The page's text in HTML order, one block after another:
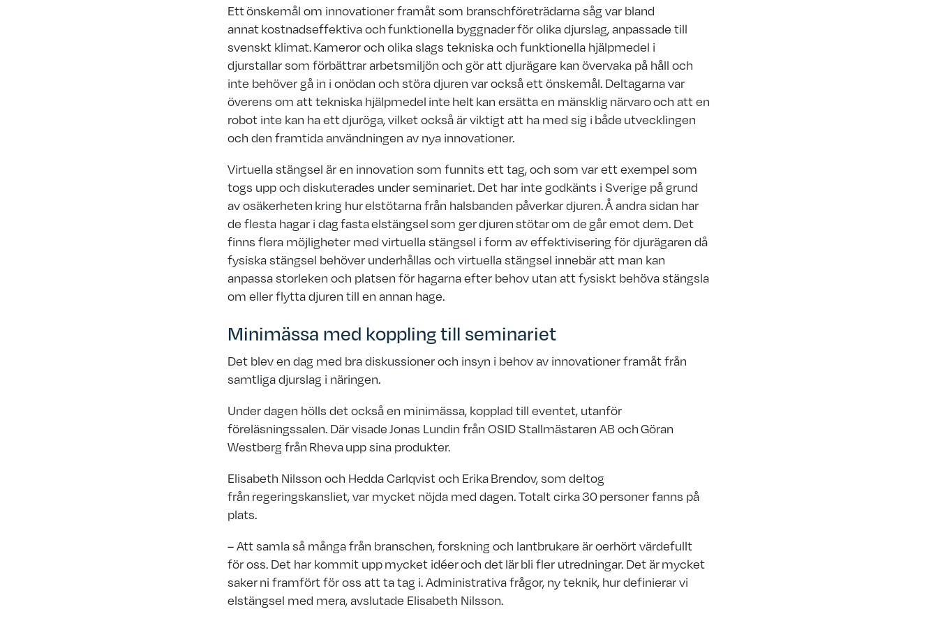
Ett önskemål om innovationer framåt som branschföreträdarna såg var bland
annatkostnadseffektiva och funktionella byggnader för olika djurslag, anpassade till
svenskt klimat.Kameror och olika slags tekniska och funktionella hjälpmedel i
djurstallar som förbättrar arbetsmiljön och gör att djurägare kan övervaka på håll och
inte behöver gå in i onödan och störa djuren var också ett önskemål. Deltagarna var
överens om att tekniska hjälpmedel inte heltkan ersätta en mänsklig närvarooch att en
robot inte kan ha ett djuröga, vilket också är viktigt att ha med sig i både utvecklingen
och den framtida användningen av nya innovationer.
Virtuella stängsel är en innovation som funnits ett tag, och som var ett exempel som
togs upp och diskuterades under seminariet. Det har inte godkänts i Sverige på grund
av osäkerheten kring hur elstötarna från halsbanden påverkar djuren.Å andra sidan har
de flesta hagar i dagfastaelstängselsom ger djuren stötar om de går emot dem. Det
finns flera möjligheter med virtuella stängsel i form av effektivisering för djurägaren då
fysiska stängsel behöver underhållas och virtuella stängsel innebär att man kan
anpassa storleken och platsen för hagarna efter behov utan att fysiskt behöva stängsla
om eller flytta djuren till en annan hage.
Minimässa med koppling till seminariet
Det blev en dag med bra diskussioner och insyn i behov av innovationer framåt från
samtliga djurslag i näringen.
Under dagen hölls det också en minimässa, kopplad till eventet, utanför
föreläsningssalen. Där visade Jonas Lundin från OSID Stallmästaren AB och Göran
Westberg från Rheva upp sina produkter.
Elisabeth Nilsson och Hedda Carlqvist och Erika Brendov, som deltog
från regeringskansliet, var mycket nöjda med dagen. Totalt cirka30personer fanns på
plats.
– Att samla så många från branschen, forskning och lantbrukare är oerhört värdefullt
för oss. Det har kommit upp mycket idéer och detlärbli fler utredningar. Det är mycket
saker ni framfört för oss att ta tag i. Administrativa frågor, ny teknik, hur definierar vi
elstängsel med mera, avslutade Elisabeth Nilsson.